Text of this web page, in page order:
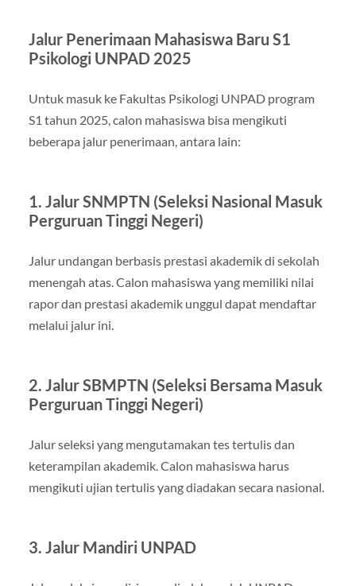
Jalur Penerimaan Mahasiswa Baru S1
Psikologi UNPAD 2025
Untuk masuk ke Fakultas Psikologi UNPAD program
S1 tahun 2025, calon mahasiswa bisa mengikuti
beberapa jalur penerimaan, antara lain:
1. Jalur SNMPTN (Seleksi Nasional Masuk
Perguruan Tinggi Negeri)
Jalur undangan berbasis prestasi akademik di sekolah
menengah atas. Calon mahasiswa yang memiliki nilai
rapor dan prestasi akademik unggul dapat mendaftar
melalui jalur ini.
2. Jalur SBMPTN (Seleksi Bersama Masuk
Perguruan Tinggi Negeri)
Jalur seleksi yang mengutamakan tes tertulis dan
keterampilan akademik. Calon mahasiswa harus
mengikuti ujian tertulis yang diadakan secara nasional.
3. Jalur Mandiri UNPAD